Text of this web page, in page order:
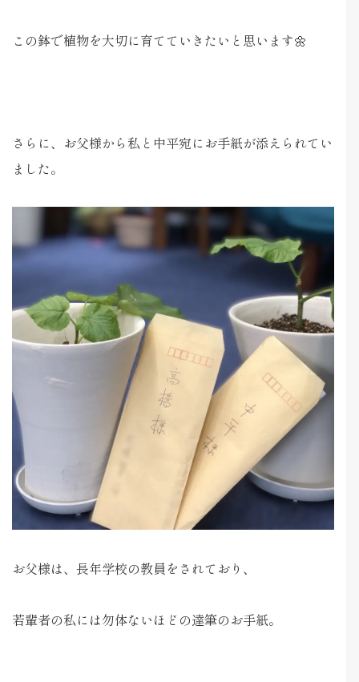
この鉢で植物を大切に育てていきたいと思います🌼
さらに、お父様から私と中平宛にお手紙が添えられてい
ました。
お父様は、長年学校の教員をされており、
若輩者の私には勿体ないほどの達筆のお手紙。